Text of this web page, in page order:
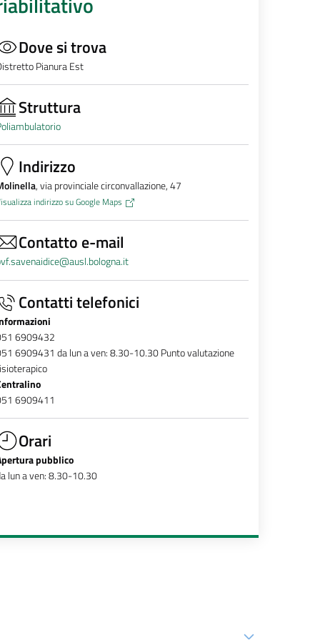
Dove si trova
Pianura Est
Struttura
Indirizzo
, via provinciale circonvallazione, 47
indirizzo su Google Maps
Contatto e-mail
Contatti telefonici
6909432
6909431 da lun a ven: 8.30-10.30 Punto valutazione
6909411
Orari
pubblico
lun a ven: 8.30-10.30